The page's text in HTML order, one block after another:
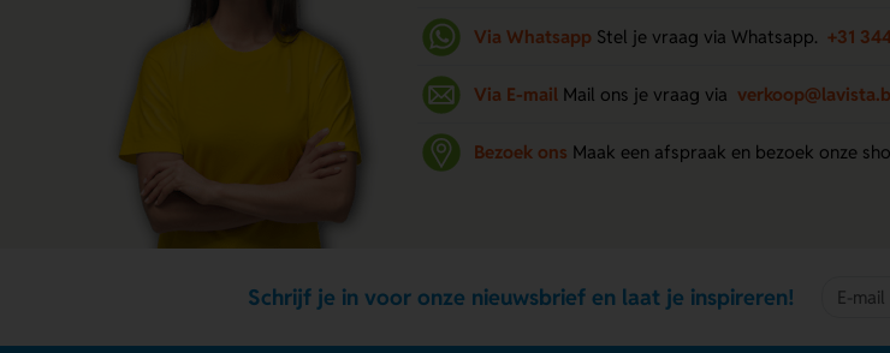
Via Whatsapp Stel je vraag via Whatsapp. +31
Via E-mail Mail ons je vraag via
Bezoek ons Maak een afspraak en bezoek onze
Schrijf je in voor onze nieuwsbrief en laat je inspireren!